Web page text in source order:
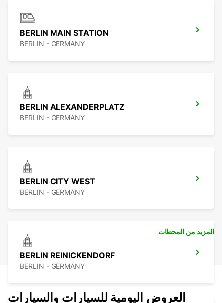
BERLIN MAIN STATION
BERLIN - GERMANY
BERLIN ALEXANDERPLATZ
BERLIN - GERMANY
BERLIN CITY WEST
BERLIN - GERMANY
BERLIN REINICKENDORF
BERLIN - GERMANY
المزيد من المحطات
العروض اليومية للسيارات والسيارات